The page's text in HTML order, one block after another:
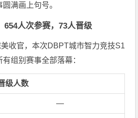
满画上句号。
654人次参赛，73人晋级
收官，本次DBPT城市智力竞技S1
组别赛事全部落幕：
级人数
—